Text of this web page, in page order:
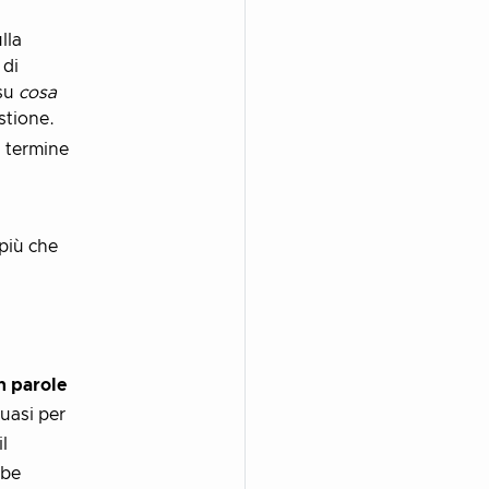
di
cosa
termine
che
parole
per